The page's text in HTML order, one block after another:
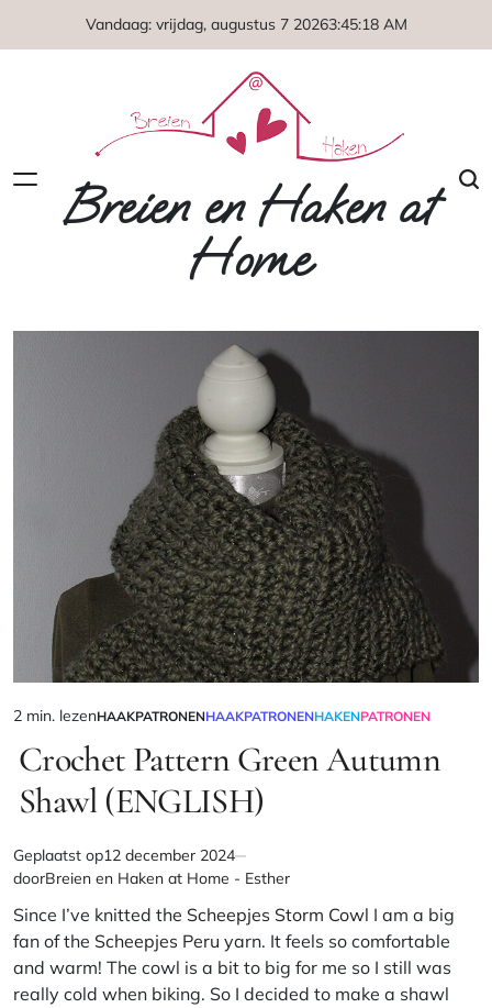
Vandaag: vrijdag, augustus 7 20263:45:20 AM
Breien en Haken at
Home
Geschatte
leestijd
2 min. lezenGEPLAATST
HAAKPATRONENHAAKPATRONENHAKENPATRONEN
Crochet Pattern Green Autumn
Shawl (ENGLISH)
Geplaatst op12 december 2024
doorBreien en Haken at Home - Esther
Since I’ve knitted the Scheepjes Storm Cowl I am a big
fan of the Scheepjes Peru yarn. It feels so comfortable
and warm! The cowl is a bit to big for me so I still was
really cold when biking. So I decided to make a shawl